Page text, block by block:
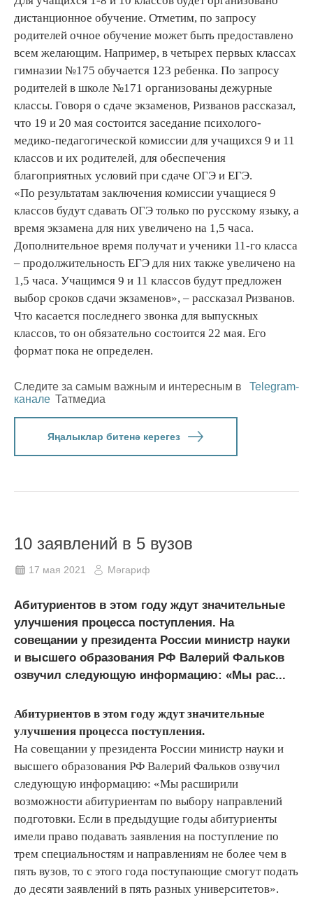
дистанционное обучение. Отметим, по запросу
родителей очное обучение может быть предоставлено
всем желающим. Например, в четырех первых классах
гимназии №175 обучается 123 ребенка. По запросу
родителей в школе №171 организованы дежурные
классы. Говоря о сдаче экзаменов, Ризванов рассказал,
что 19 и 20 мая состоится заседание психолого-
медико-педагогической комиссии для учащихся 9 и 11
классов и их родителей, для обеспечения
благоприятных условий при сдаче ОГЭ и ЕГЭ.
«По результатам заключения комиссии учащиеся 9
классов будут сдавать ОГЭ только по русскому языку, а
время экзамена для них увеличено на 1,5 часа.
Дополнительное время получат и ученики 11-го класса
– продолжительность ЕГЭ для них также увеличено на
1,5 часа. Учащимся 9 и 11 классов будут предложен
выбор сроков сдачи экзаменов», – рассказал Ризванов.
Что касается последнего звонка для выпускных
классов, то он обязательно состоится 22 мая. Его
формат пока не определен.
Следите за самым важным и интересным в
Telegram-
канале Татмедиа
Яңалыклар битенә керегез
10 заявлений в 5 вузов
17 мая 2021 Мәгариф
Абитуриентов в этом году ждут значительные
улучшения процесса поступления. На
совещании у президента России министр науки
и высшего образования РФ Валерий Фальков
озвучил следующую информацию: «Мы рас...
Абитуриентов в этом году ждут значительные
улучшения процесса поступления.
На совещании у президента России министр науки и
высшего образования РФ Валерий Фальков озвучил
следующую информацию: «Мы расширили
возможности абитуриентам по выбору направлений
подготовки. Если в предыдущие годы абитуриенты
имели право подавать заявления на поступление по
трем специальностям и направлениям не более чем в
пять вузов, то с этого года поступающие смогут подать
до десяти заявлений в пять разных университетов».